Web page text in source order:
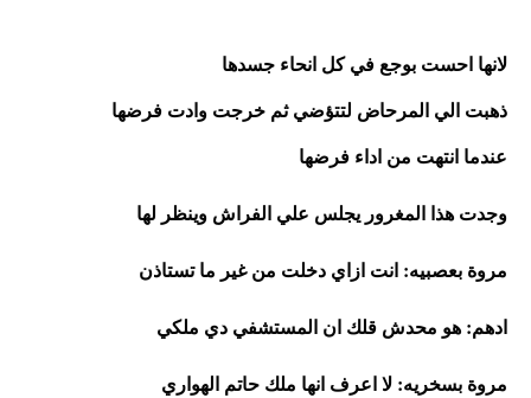
لانها احست بوجع في كل انحاء جسدها
ذهبت الي المرحاض لتتؤضي ثم خرجت وادت فرضها
عندما انتهت من اداء فرضها
وجدت هذا المغرور يجلس علي الفراش وينظر لها
مروة بعصبيه: انت ازاي دخلت من غير ما تستاذن
ادهم: هو محدش قلك ان المستشفي دي ملكي
مروة بسخريه: لا اعرف انها ملك حاتم الهواري